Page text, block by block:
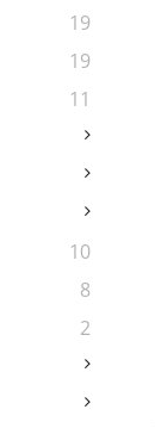
19
19
11
10
8
2